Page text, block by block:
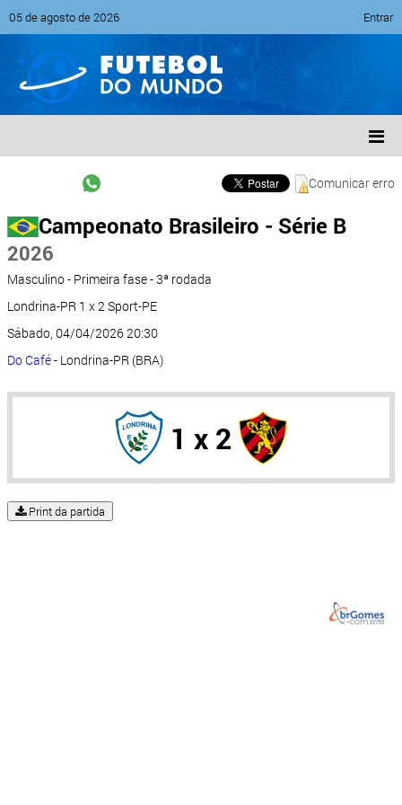
05 de agosto de 2026 Entrar
Comunicar erro
Campeonato Brasileiro - Série B
2026
Masculino - Primeira fase - 3ª rodada
Londrina-PR 1 x 2 Sport-PE
Sábado, 04/04/2026 20:30
Do Café- Londrina-PR (BRA)
1 x 2
Print da partida